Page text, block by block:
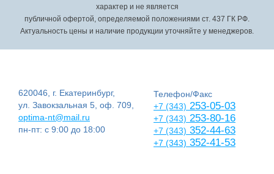
характер и не является
публичной офертой, определяемой положениями ст. 437 ГК РФ.
Актуальность цены и наличие продукции уточняйте у менеджеров.
620046, г. Екатеринбург,
ул. Завокзальная 5, оф. 709,
optima-nt@mail.ru
пн-пт: с 9:00 до 18:00
Телефон/Факс
+7 (343) 253-05-03
+7 (343) 253-80-16
+7 (343) 352-44-63
+7 (343) 352-41-53